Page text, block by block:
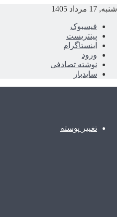
شنبه, 17 مرداد 1405
فیسبوک
پینتریست
اینستاگرام
ورود
نوشته تصادفی
سایدبار
تغییر پوسته